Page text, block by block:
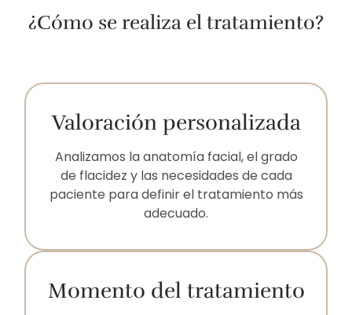
¿Cómo se realiza el tratamiento?
Valoración personalizada
Analizamos la anatomía facial, el grado
de flacidez y las necesidades de cada
paciente para definir el tratamiento más
adecuado.
Momento del tratamiento